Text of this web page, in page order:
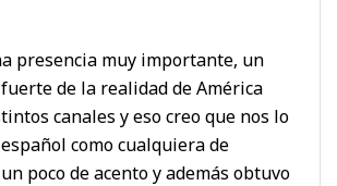
presencia muy importante, un
de la realidad de América
canales y eso creo que nos lo
como cualquiera de
poco de acento y además obtuvo